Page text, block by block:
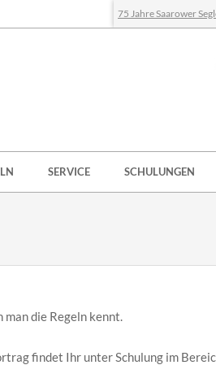
75 Jahre Saarower
SERVICE SCHULUNGEN
die Regeln kennt.
findet Ihr unter Schulung im